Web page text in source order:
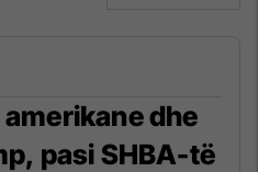
dhe
pasi SHBA-të